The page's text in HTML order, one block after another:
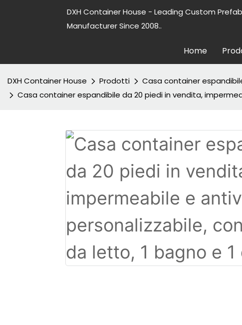
DXH Container House - Leading Custom
Manufacturer Since 2008..
Home
DXH Container House Prodotti Casa container
Casa container espandibile da 20 piedi in vendita,